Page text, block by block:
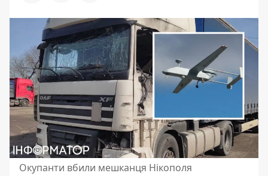
Окупанти вбили мешканця Нікополя